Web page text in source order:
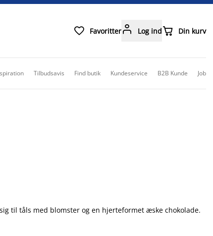
 Favoritter Log ind Din kurv
Tilbudsavis Find butik Kundeservice B2B Kunde Job
til tåls med blomster og en hjerteformet æske chokolade.